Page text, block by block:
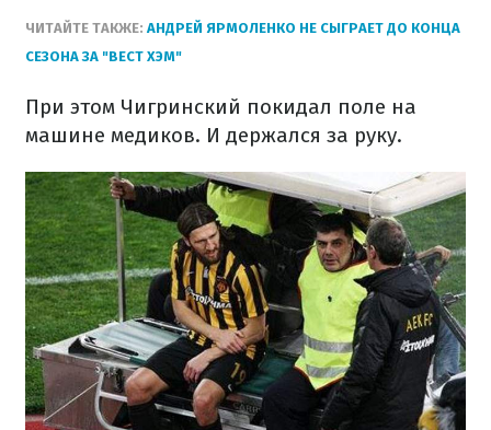
ЧИТАЙТЕ ТАКЖЕ: АНДРЕЙ ЯРМОЛЕНКО НЕ СЫГРАЕТ ДО КОНЦА
СЕЗОНА ЗА "ВЕСТ ХЭМ"
При этом Чигринский покидал поле на
машине медиков. И держался за руку.